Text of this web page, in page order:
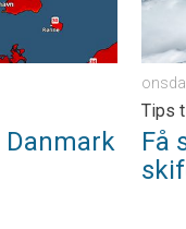
Tips
Få